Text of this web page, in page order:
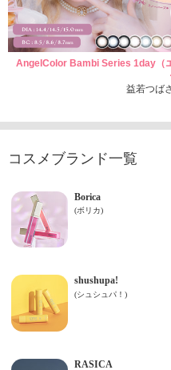
AngelColor Bambi Series 1day（
益若つば
コスメブランド一覧